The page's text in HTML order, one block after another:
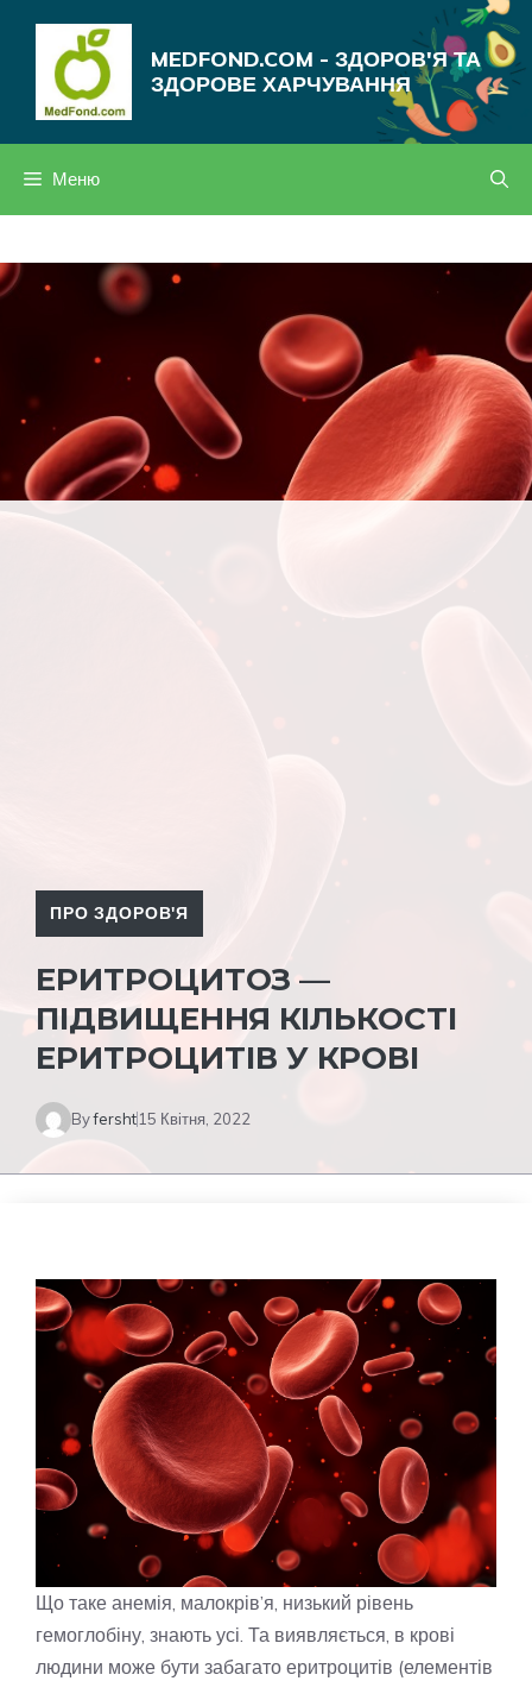
MEDFOND.COM - ЗДОРОВ'Я ТА
ЗДОРОВЕ ХАРЧУВАННЯ
Меню
ПРО ЗДОРОВ'Я
ЕРИТРОЦИТОЗ —
ПІДВИЩЕННЯ КІЛЬКОСТІ
ЕРИТРОЦИТІВ У КРОВІ
Byfersht15 Квітня, 2022
Що таке анемія, малокрів’я, низький рівень
гемоглобіну, знають усі. Та виявляється, в крові
людини може бути забагато еритроцитів (елементів